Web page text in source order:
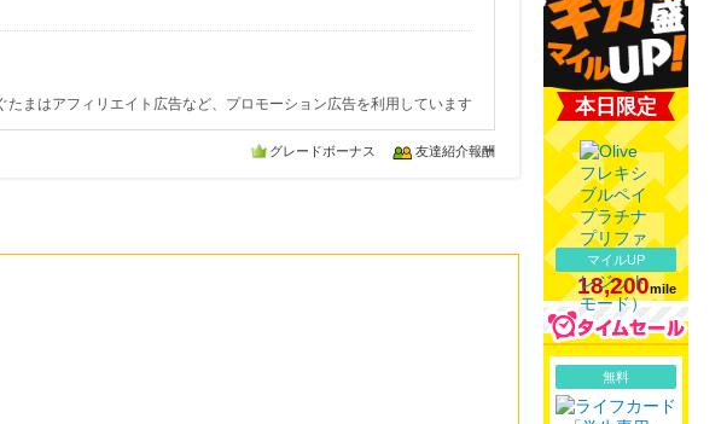
たまはアフィリエイト広告など、プロモーション広告を利用しています
グレードボーナス 友達紹介報酬
本日限定
マイルUP
18,200mile
無料